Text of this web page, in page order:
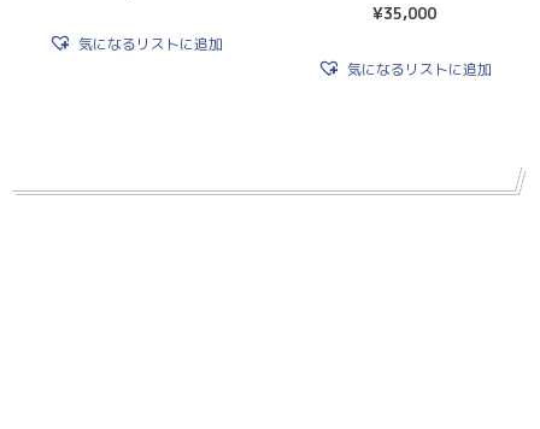
気になるリストに追加
¥35,000
気になるリストに追加